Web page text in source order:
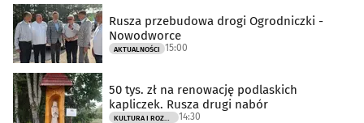
Rusza przebudowa drogi Ogrodniczki -
Nowodworce
AKTUALNOŚCI 15:00
50 tys. zł na renowację podlaskich
kapliczek. Rusza drugi nabór
14:30